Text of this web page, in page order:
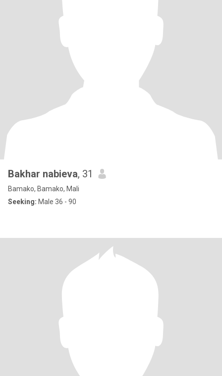
Bakhar nabieva, 31
Bamako, Bamako, Mali
Seeking: Male 36 - 90